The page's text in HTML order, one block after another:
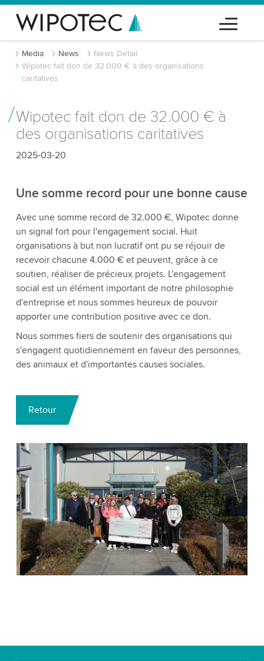
Media News
News Detail
Wipotec fait don de 32.000 € à des organisations
caritatives
Wipotec fait don de 32.000 € à
des organisations caritatives
2025-03-20
Une somme record pour une bonne cause
Avec une somme record de 32.000 €, Wipotec donne
un signal fort pour l'engagement social. Huit
organisations à but non lucratif ont pu se réjouir de
recevoir chacune 4.000 € et peuvent, grâce à ce
soutien, réaliser de précieux projets. L'engagement
social est un élément important de notre philosophie
d'entreprise et nous sommes heureux de pouvoir
apporter une contribution positive avec ce don.
Nous sommes fiers de soutenir des organisations qui
s'engagent quotidiennement en faveur des personnes,
des animaux et d'importantes causes sociales.
Retour